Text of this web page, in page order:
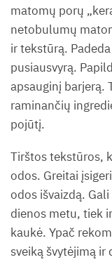
matomų porų
netobulumų
ir tekstūrą.
pusiausvyrą.
apsauginį barjerą.
raminančių
pojūtį.
Tirštos tekstūros,
odos. Greitai
odos išvaizdą.
dienos metu, tiek
kaukė. Ypač
sveiką švytėjimą ir